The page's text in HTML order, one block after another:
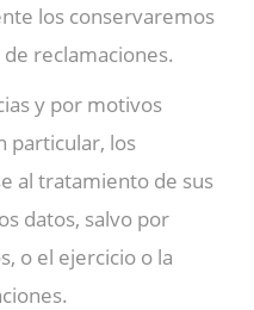
los conservaremos
reclamaciones.
y por motivos
particular, los
al tratamiento de sus
datos, salvo por
o el ejercicio o la